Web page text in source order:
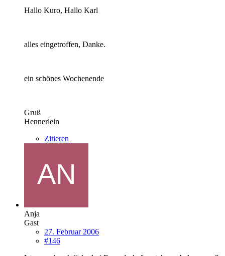
Hallo Kuro, Hallo Karl
alles eingetroffen, Danke.
ein schönes Wochenende
Gruß
Hennerlein
Zitieren
Anja
Gast
27. Februar 2006
#146